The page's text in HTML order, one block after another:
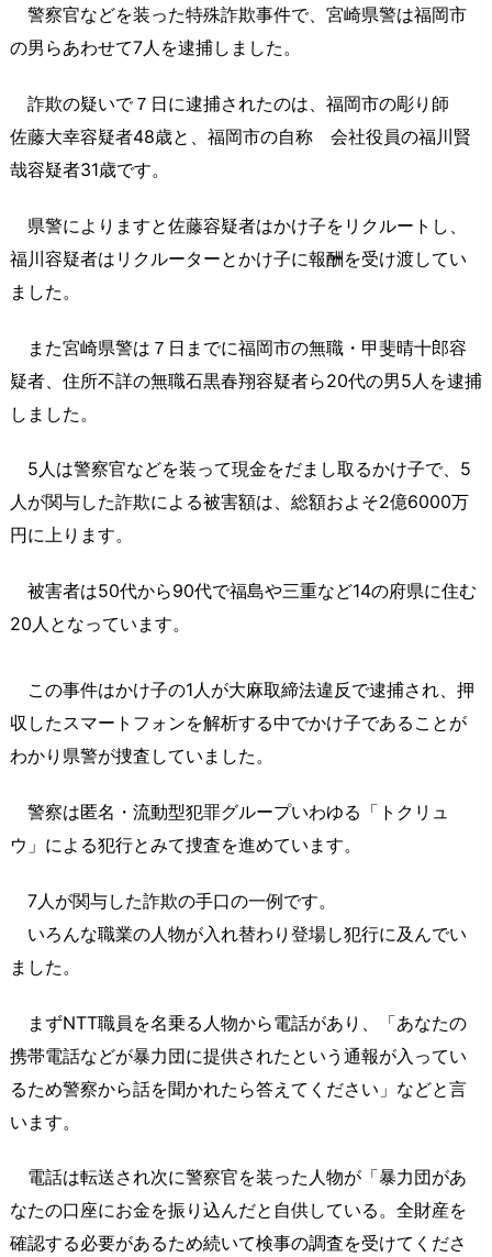
警察官などを装った特殊詐欺事件で、宮崎県警は福岡市
の男らあわせて7人を逮捕しました。
詐欺の疑いで７日に逮捕されたのは、福岡市の彫り師
佐藤大幸容疑者48歳と、福岡市の自称 会社役員の福川賢
哉容疑者31歳です。
県警によりますと佐藤容疑者はかけ子をリクルートし、
福川容疑者はリクルーターとかけ子に報酬を受け渡してい
ました。
また宮崎県警は７日までに福岡市の無職・甲斐晴十郎容
疑者、住所不詳の無職石黒春翔容疑者ら20代の男5人を逮捕
しました。
5人は警察官などを装って現金をだまし取るかけ子で、5
人が関与した詐欺による被害額は、総額およそ2億6000万
円に上ります。
被害者は50代から90代で福島や三重など14の府県に住む
20人となっています。
この事件はかけ子の1人が大麻取締法違反で逮捕され、押
収したスマートフォンを解析する中でかけ子であることが
わかり県警が捜査していました。
警察は匿名・流動型犯罪グループいわゆる「トクリュ
ウ」による犯行とみて捜査を進めています。
7人が関与した詐欺の手口の一例です。
いろんな職業の人物が入れ替わり登場し犯行に及んでい
ました。
まずNTT職員を名乗る人物から電話があり、「あなたの
携帯電話などが暴力団に提供されたという通報が入ってい
るため警察から話を聞かれたら答えてください」などと言
います。
電話は転送され次に警察官を装った人物が「暴力団があ
なたの口座にお金を振り込んだと自供している。全財産を
確認する必要があるため続いて検事の調査を受けてくださ